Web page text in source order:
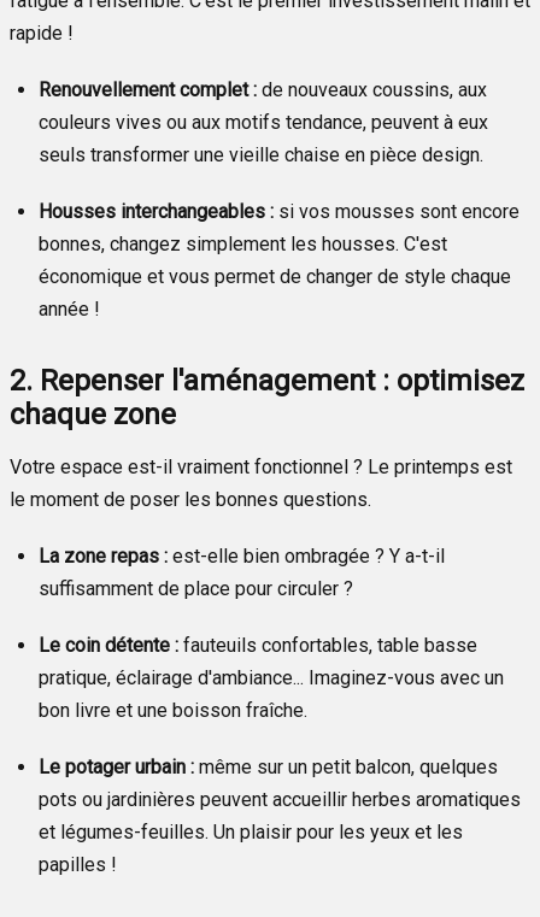
rapide !
Renouvellement complet : de nouveaux coussins, aux
couleurs vives ou aux motifs tendance, peuvent à eux
seuls transformer une vieille chaise en pièce design.
Housses interchangeables : si vos mousses sont encore
bonnes, changez simplement les housses. C'est
économique et vous permet de changer de style chaque
année !
2. Repenser l'aménagement : optimisez
chaque zone
Votre espace est-il vraiment fonctionnel ? Le printemps est
le moment de poser les bonnes questions.
La zone repas : est-elle bien ombragée ? Y a-t-il
suffisamment de place pour circuler ?
Le coin détente : fauteuils confortables, table basse
pratique, éclairage d'ambiance... Imaginez-vous avec un
bon livre et une boisson fraîche.
Le potager urbain : même sur un petit balcon, quelques
pots ou jardinières peuvent accueillir herbes aromatiques
et légumes-feuilles. Un plaisir pour les yeux et les
papilles !